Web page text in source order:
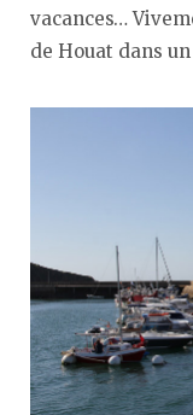
vacances…
de Houat dans un